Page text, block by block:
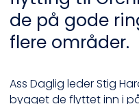
de på gode
flere områder.
Ass Daglig leder Stig
bygget de flyttet inn i